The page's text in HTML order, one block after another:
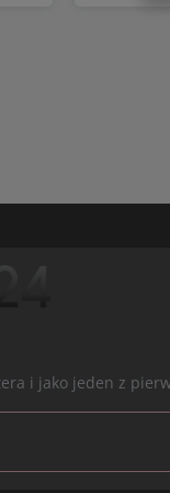
żądaną
i jako jeden z